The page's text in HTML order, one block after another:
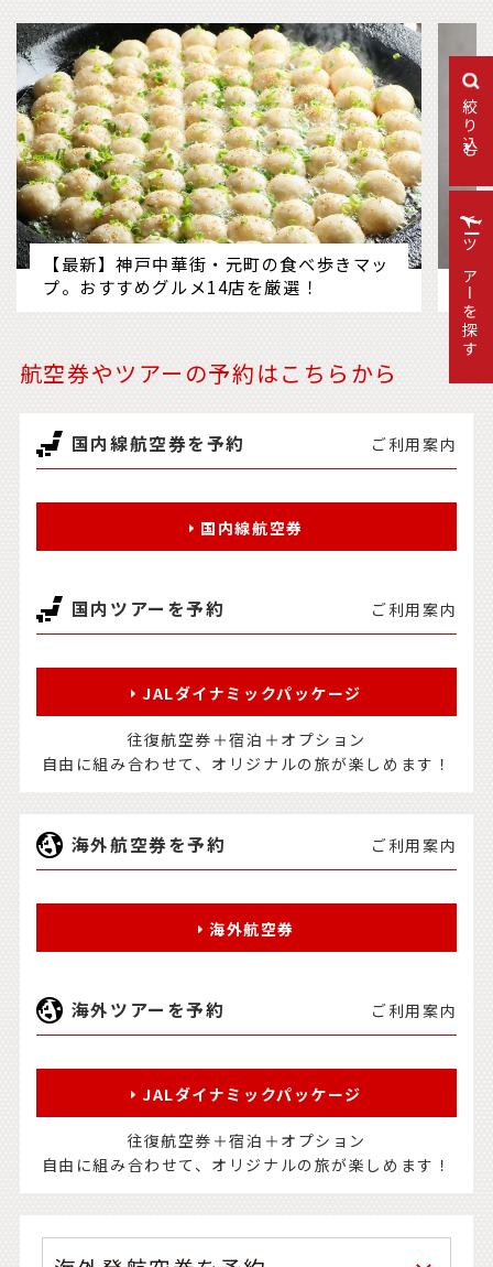
絞り込む
【最新】神戸中華街・元町の食べ歩きマッ
プ。おすすめグルメ14店を厳選！
に
航空券やツアーの予約はこちらから
国内線航空券を予約 ご利用案内
国内線航空券
国内ツアーを予約 ご利用案内
JALダイナミックパッケージ
往復航空券＋宿泊＋オプション
自由に組み合わせて、オリジナルの旅が楽しめます！
海外航空券を予約 ご利用案内
海外航空券
海外ツアーを予約 ご利用案内
JALダイナミックパッケージ
往復航空券＋宿泊＋オプション
自由に組み合わせて、オリジナルの旅が楽しめます！
ツアーを探す